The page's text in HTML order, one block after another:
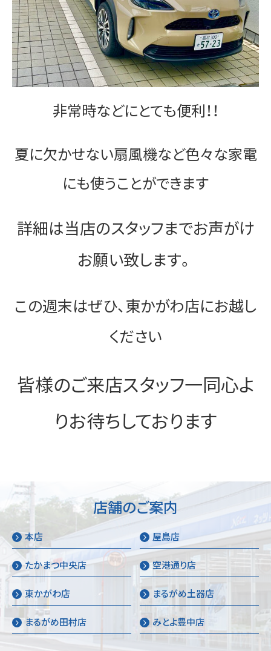
非常時などにとても便利！！
夏に欠かせない扇風機など色々な家電
にも使うことができます
詳細は当店のスタッフまでお声がけ
お願い致します。
この週末はぜひ、東かがわ店にお越し
ください
皆様のご来店スタッフ一同心よ
りお待ちしております
店舗のご案内
本店 屋島店
たかまつ中央店 空港通り店
東かがわ店 まるがめ土器店
まるがめ田村店 みとよ豊中店